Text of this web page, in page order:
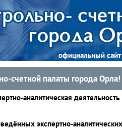
официальный сайт
счетной палаты города Орла!
аналитическая деятельность
экспертно-